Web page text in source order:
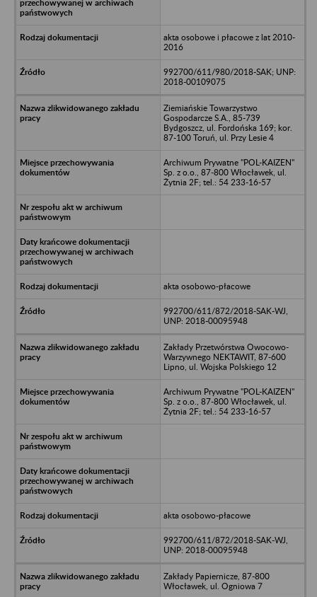
akta osobowe i płacowe z lat 2010-
2016
992700/611/980/2018-SAK; UNP:
2018-00109075
Ziemiańskie Towarzystwo
Gospodarcze S.A., 85-739
Bydgoszcz, ul. Fordońska 169; kor.
87-100 Toruń, ul. Przy Lesie 4
Archiwum Prywatne "POL-KAIZEN"
Sp. z o.o., 87-800 Włocławek, ul.
Żytnia 2F; tel.: 54 233-16-57
akta osobowo-płacowe
992700/611/872/2018-SAK-WJ,
UNP: 2018-00095948
Zakłady Przetwórstwa Owocowo-
Warzywnego NEKTAWIT, 87-600
Lipno, ul. Wojska Polskiego 12
Archiwum Prywatne "POL-KAIZEN"
Sp. z o.o., 87-800 Włocławek, ul.
Żytnia 2F; tel.: 54 233-16-57
akta osobowo-płacowe
992700/611/872/2018-SAK-WJ,
UNP: 2018-00095948
Zakłady Papiernicze, 87-800
Włocławek, ul. Ogniowa 7